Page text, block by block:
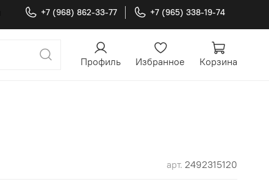
+7 (968) 862-33-77 +7 (965) 338-19-74
Профиль Избранное Корзина
арт. 2492315120